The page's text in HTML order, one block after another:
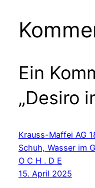
Ein
„Desiro
Krauss-Maffei AG
Schuh, Wasser im
O C H . D E
15. April 2025